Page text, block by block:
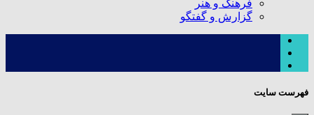
فرهنگ و هنر
گزارش و گفتگو
فهرست سایت